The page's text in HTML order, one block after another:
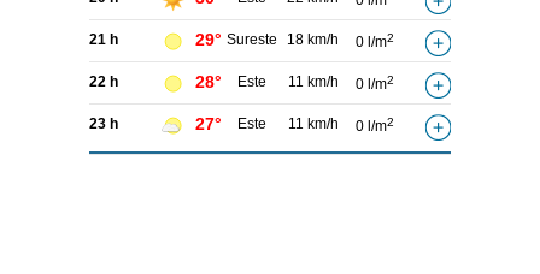
21 h 29° Sureste 18 km/h 0 l/m2
22 h 28° Este 11 km/h 0 l/m2
23 h 27° Este 11 km/h 0 l/m2